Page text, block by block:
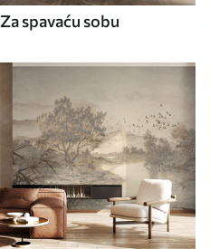
Za spavaću sobu